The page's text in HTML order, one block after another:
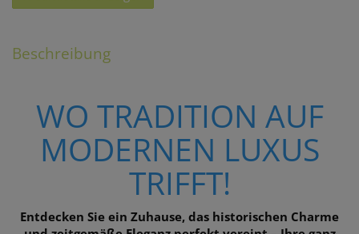
Beschreibung
WO TRADITION AUF
MODERNEN LUXUS
TRIFFT!
Entdecken Sie ein Zuhause, das historischen Charme